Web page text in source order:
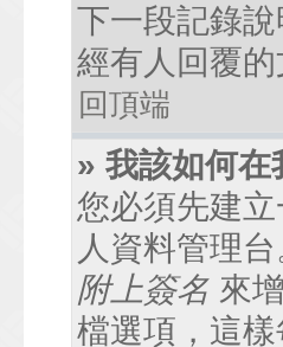
下一段記錄
經有人回覆的
回頂端
» 我該如何在
您必須先建
人資料管理
附上簽名 來
檔選項，這